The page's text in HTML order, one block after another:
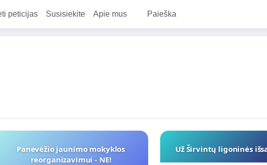
peticijas Susisiekite Apie mus Paieška
Panevėžio jaunimo mokyklos
reorganizavimui - NE!
Už Širvintų ligoninės